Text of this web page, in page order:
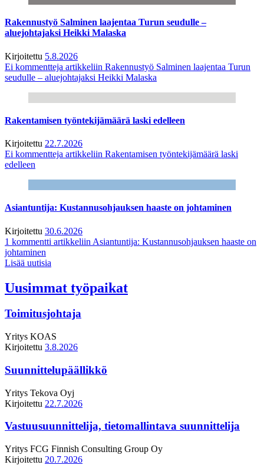
Rakennustyö Salminen laajentaa Turun seudulle –
aluejohtajaksi Heikki Malaska
Kirjoitettu 5.8.2026
Ei kommentteja artikkeliin Rakennustyö Salminen laajentaa Turun
seudulle – aluejohtajaksi Heikki Malaska
Rakentamisen työntekijämäärä laski edelleen
Kirjoitettu 22.7.2026
Ei kommentteja artikkeliin Rakentamisen työntekijämäärä laski
edelleen
Asiantuntija: Kustannusohjauksen haaste on johtaminen
Kirjoitettu 30.6.2026
1 kommentti artikkeliin Asiantuntija: Kustannusohjauksen haaste on
johtaminen
Lisää uutisia
Uusimmat työpaikat
Toimitusjohtaja
Yritys KOAS
Kirjoitettu 3.8.2026
Suunnittelupäällikkö
Yritys Tekova Oyj
Kirjoitettu 22.7.2026
Vastuusuunnittelija, tietomallintava suunnittelija
Yritys FCG Finnish Consulting Group Oy
Kirjoitettu 20.7.2026